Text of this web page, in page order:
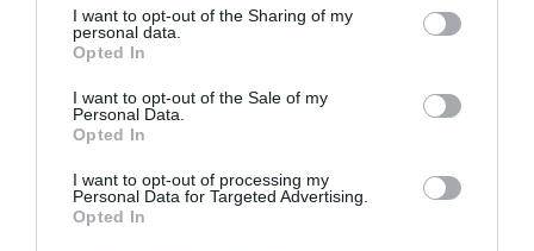
I want to opt-out of the Sharing of my
personal data.
Opted In
I want to opt-out of the Sale of my
Personal Data.
Opted In
I want to opt-out of processing my
Personal Data for Targeted Advertising.
Opted In
Pre pridanie recenzie sa musíte
prihlásiť